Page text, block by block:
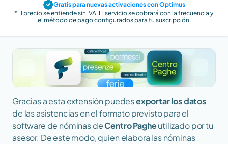
Gratis para nuevas activaciones con Optimus
*El precio se entiende sin IVA. El servicio se cobrará con la frecuencia y
el método de pago configurados para tu suscripción.
Gracias a esta extensión puedes exportar los datos
de las asistencias en el formato previsto para el
software de nóminas de Centro Paghe utilizado por tu
asesor. De este modo, quien elabora las nóminas